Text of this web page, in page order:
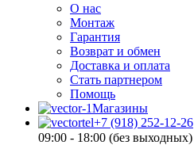
О нас
Монтаж
Гарантия
Возврат и обмен
Доставка и оплата
Стать партнером
Помощь
Магазины
+7 (918) 252-12-26
09:00 - 18:00 (без выходных)